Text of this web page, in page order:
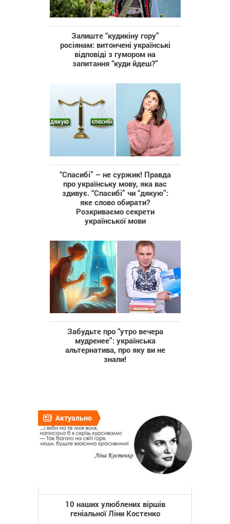
Залиште “кудикіну гору”
росіянам: витончені українські
відповіді з гумором на
запитання “куди йдеш?”
“Спасибі” – не суржик! Правда
про українську мову, яка вас
здивує. “Спасибі” чи “дякую”:
яке слово обирати?
Розкриваємо секрети
української мови
Забудьте про “утро вечера
мудренее”: українська
альтернатива, про яку ви не
знали!
Актуально
10 наших улюблених віршів
геніальної Ліни Костенко